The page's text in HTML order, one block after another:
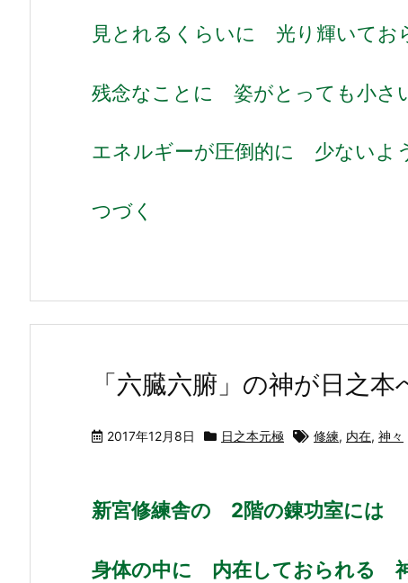
見とれるくらいに 光り輝いてお
残念なことに 姿がとっても小さ
エネルギーが圧倒的に 少ないよ
つづく
「六臓六腑」の神が日之
2017年12月8日 日之本元極 修練, 内在, 神々
新宮修練舎の 2階の錬功室には
身体の中に 内在しておられる 神